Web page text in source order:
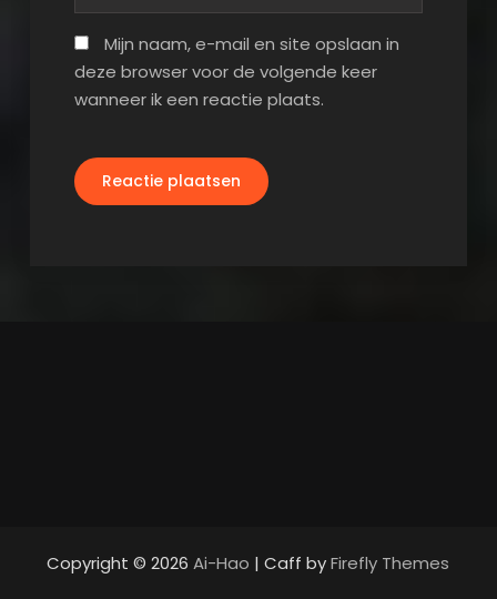
Mijn naam, e-mail en site opslaan in
deze browser voor de volgende keer
wanneer ik een reactie plaats.
Copyright © 2026Ai-Hao | Caff byFirefly Themes